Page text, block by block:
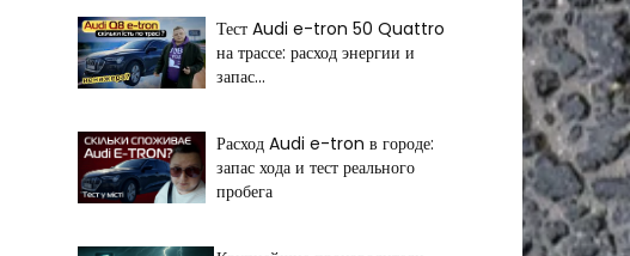
Тест Audi e-tron 50 Quattro
на трассе: расход энергии и
запас...
Расход Audi e-tron в городе:
запас хода и тест реального
пробега